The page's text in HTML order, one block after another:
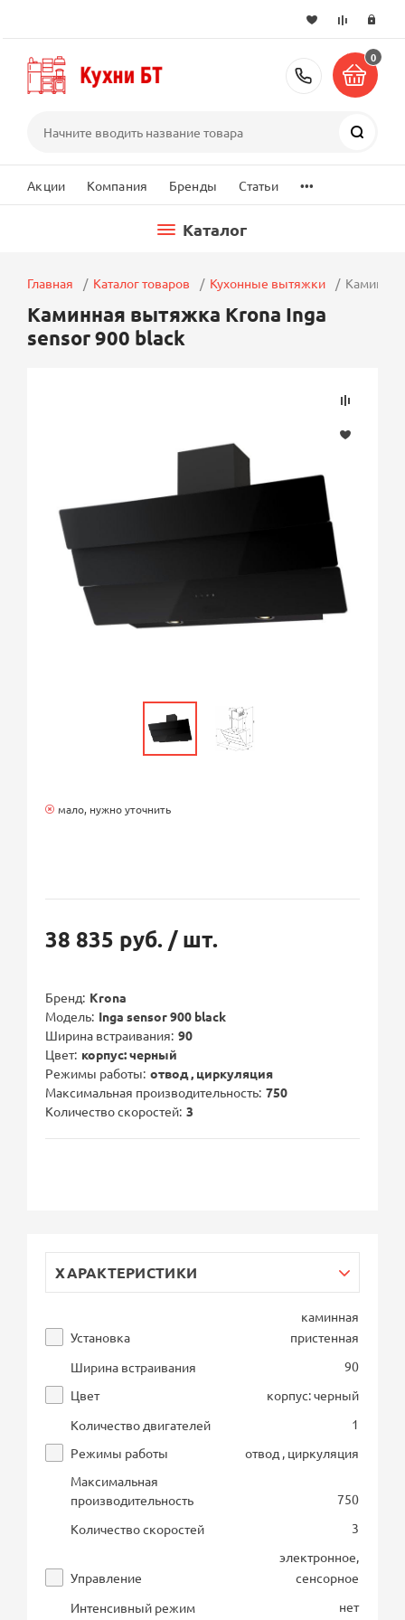
+7 (495)
0
Акции Компания Бренды Статьи ...
Каталог
Главная Каталог товаров Кухонные вытяжки
Каминная вытяжка Krona Inga
sensor 900 black
мало, нужно уточнить
38 835 руб. / шт.
Бренд Krona
Модель Inga sensor 900 black
Ширина встраивания 90
Цвет корпус: черный
Режимы работы отвод , циркуляция
Максимальная производительность 750
Количество скоростей 3
ХАРАКТЕРИСТИКИ
Установка
каминная
пристенная
Ширина встраивания
90
Цвет
корпус: черный
Количество двигателей
1
Режимы работы
отвод , циркуляция
Максимальная
производительность
750
Количество скоростей
3
Управление
электронное,
сенсорное
Интенсивный режим
нет